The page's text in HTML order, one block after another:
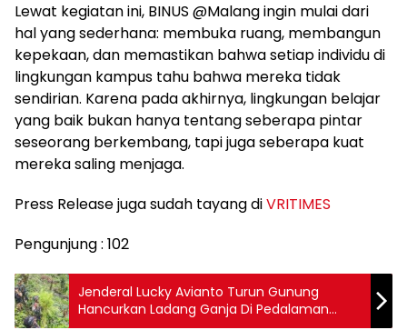
Lewat kegiatan ini, BINUS @Malang ingin mulai dari
hal yang sederhana: membuka ruang, membangun
kepekaan, dan memastikan bahwa setiap individu di
lingkungan kampus tahu bahwa mereka tidak
sendirian. Karena pada akhirnya, lingkungan belajar
yang baik bukan hanya tentang seberapa pintar
seseorang berkembang, tapi juga seberapa kuat
mereka saling menjaga.
Press Release juga sudah tayang diVRITIMES
Pengunjung : 102
Jenderal Lucky Avianto Turun Gunung
Hancurkan Ladang Ganja Di Pedalaman